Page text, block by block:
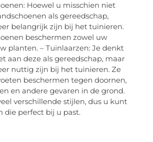
Hoewel u misschien niet
als gereedschap,
belangrijk zijn bij het tuinieren.
beschermen zowel uw
planten. – Tuinlaarzen: Je denkt
aan deze als gereedschap, maar
nuttig zijn bij het tuinieren. Ze
beschermen tegen doornen,
en andere gevaren in de grond.
verschillende stijlen, dus u kunt
die perfect bij u past.